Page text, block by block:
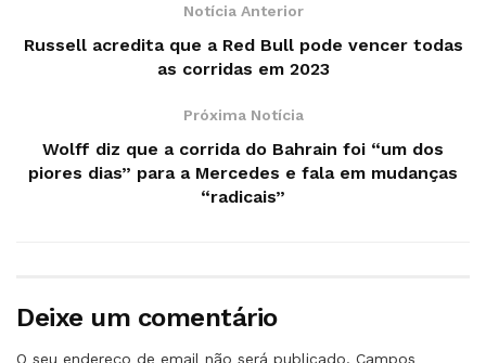
Notícia Anterior
Russell acredita que a Red Bull pode vencer todas
as corridas em 2023
Próxima Notícia
Wolff diz que a corrida do Bahrain foi “um dos
piores dias” para a Mercedes e fala em mudanças
“radicais”
Deixe um comentário
O seu endereço de email não será publicado. Campos